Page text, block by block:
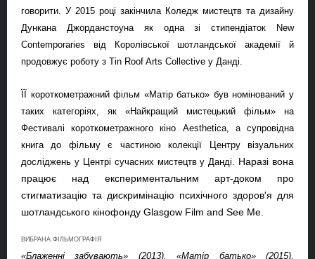
говорити. У 2015 році закінчила Коледж мистецтв та дизайну
Дункана Джорданстоуна як одна зі стипендіаток
New
Contemporaries від Королівської шотландської академії й
продовжує роботу з Tin Roof Arts Collective у Данді.
ЇЇ короткометражний фільм «Матір батько» був номінований у
таких категоріях, як «Найкращий мистецький фільм» на
Фестивалі короткометражного кіно Aesthetica, а супровідна
книга до фільму є частиною колекції Центру візуальних
досліджень у Центрі сучасних мистецтв у Данді. Наразі вона
працює над експериментальним арт-доком про
стигматизацію та дискримінацію психічного здоров'я для
шотландського кінофонду Glasgow Film and See Me
ВИБРАНА ФІЛЬМОГРАФІЯ
«Блаженні забувають» (2013), «Матір батько» (2015),